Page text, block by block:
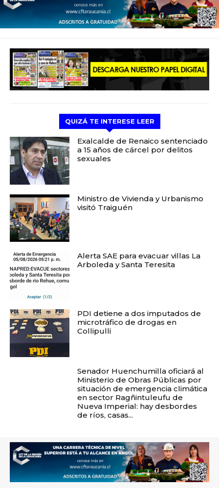
QUIZÁ TE INTERESE LEER
Exalcalde de Renaico sentenciado
a 15 años de cárcel por delitos
sexuales
Ministro de Vivienda y Urbanismo
visitó Traiguén
Alerta SAE para evacuar villas La
Arboleda y Santa Teresita
PDI detiene a dos imputados de
microtráfico de drogas en
Collipulli
Senador Huenchumilla oficiará al
Ministerio de Obras Públicas por
situación de emergencia climática
en sector Ragñintuleufu de
Nueva Imperial: hay desbordes
de ríos, casas...